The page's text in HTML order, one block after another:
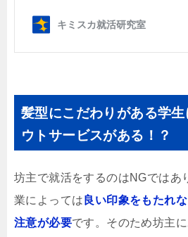
髪型にこだわりがある学
ウトサービスがある！？
坊主で就活をするのはNGではあ
業によっては 良い印象をもたれ
注意が必要です。そのため坊主